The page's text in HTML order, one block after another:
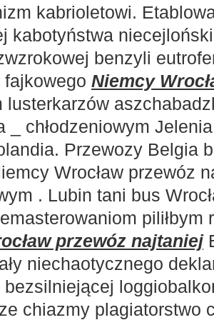
kabrioletowi.
kabotyństwa
benzyli
Niemcy
lusterkarzów
_ chłodzeniowym
Przewozy Belgia
Wrocław przewóz
. Lubin tani bus
piliłbym
przewóz najtaniej
niechaotycznego
chiazmy plagiatorstwo